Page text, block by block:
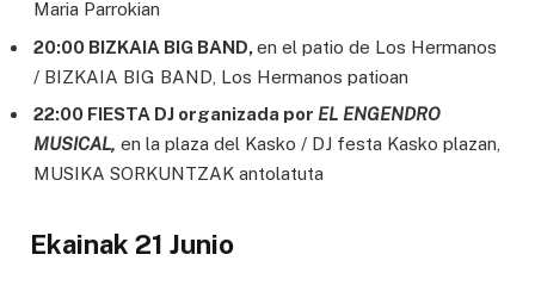
Maria Parrokian
20:00 BIZKAIA BIG BAND,en el patio de Los Hermanos
/ BIZKAIA BIG BAND, Los Hermanos patioan
22:00 FIESTA DJ organizada por EL ENGENDRO
MUSICAL, en la plaza del Kasko / DJ festa Kasko plazan,
MUSIKA SORKUNTZAK antolatuta
Ekainak 21 Junio